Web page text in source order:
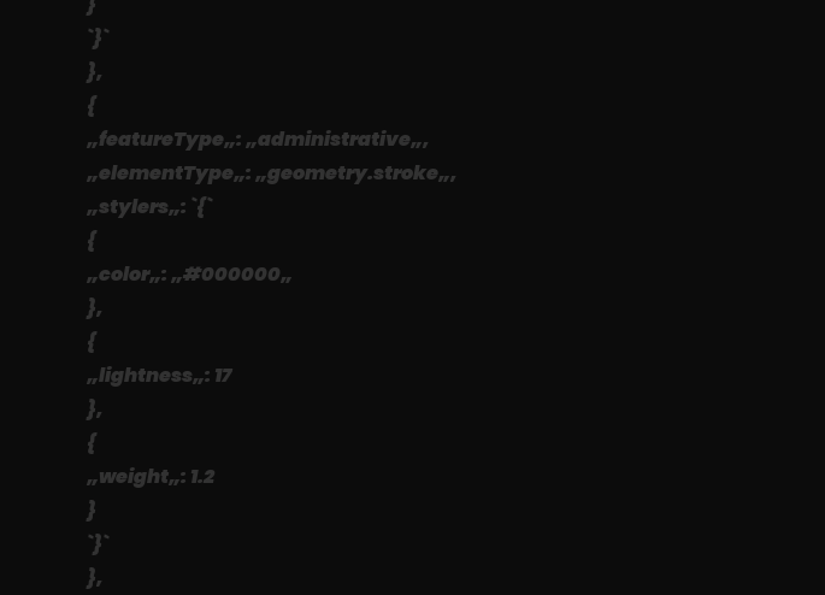
`}`
},
{
„featureType„: „administrative„,
„elementType„: „geometry.stroke„,
„stylers„: `{`
{
„color„: „#000000„
},
{
„lightness„: 17
},
{
„weight„: 1.2
}
`}`
},